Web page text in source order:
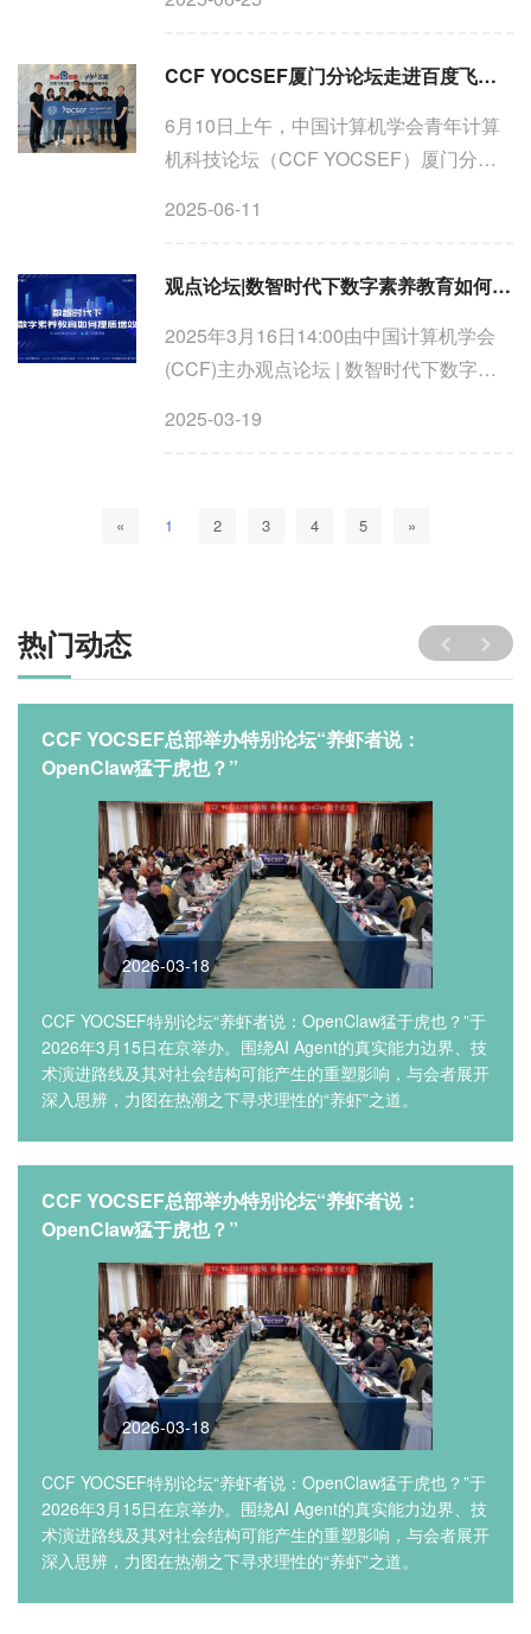
2026届...
CCF YOCSEF厦门分论坛走进百度飞桨（厦门）人工智能产业赋能中心
6月10日上午，中国计算机学会青年计算
机科技论坛（CCF YOCSEF）厦门分论
能中心（以下简称"中心"）并座谈交流。
副主席赵集民、陈章汉，学术秘...
2025-06-11
观点论坛|数智时代下数字素养教育如何提质增效
2025年3月16日14:00由中国计算机学会
(CCF)主办观点论坛 | 数智时代下数字素
馆举行图1: 大会合影 本次论坛的执行主席
2025-03-19
« 1 2 3 4 5 »
热门动态
CCF YOCSEF总部举办特别论坛“养虾者说：
OpenClaw猛于虎也？”
2026-03-18
CCF YOCSEF特别论坛“养虾者说：OpenClaw猛于虎也？”于
2026年3月15日在京举办。围绕AI Agent的真实能力边界、技
术演进路线及其对社会结构可能产生的重塑影响，与会者展开
深入思辨，力图在热潮之下寻求理性的“养虾”之道。
CCF YOCSEF总部举办特别论坛“养虾者说：
OpenClaw猛于虎也？”
2026-03-18
CCF YOCSEF特别论坛“养虾者说：OpenClaw猛于虎也？”于
2026年3月15日在京举办。围绕AI Agent的真实能力边界、技
术演进路线及其对社会结构可能产生的重塑影响，与会者展开
深入思辨，力图在热潮之下寻求理性的“养虾”之道。